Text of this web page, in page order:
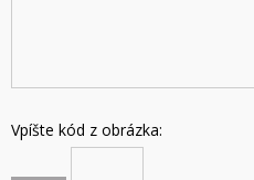
Vpíšte kód z obrázka: